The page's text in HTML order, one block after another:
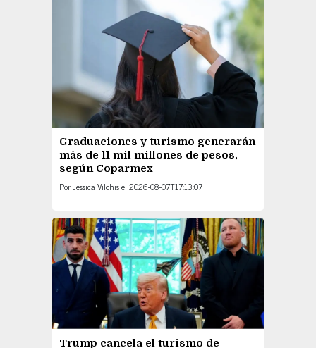
Graduaciones y turismo generarán
más de 11 mil millones de pesos,
según Coparmex
PorJessica Vilchisel 2026-08-07T17:13:07
Trump cancela el turismo de